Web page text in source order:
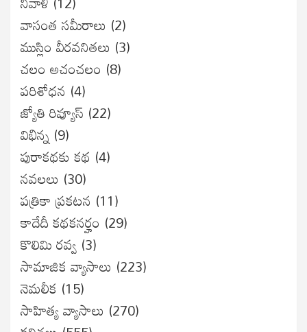
వాసంత సమీరాలు (2)
ముస్లిం వీరవనితలు (3)
చలం అచంచలం (8)
ప‌రిశోధ‌న‌ (4)
జ్యోతి రివ్యూస్ (22)
విభిన్న (9)
పురాకథకు కథ (4)
నవలలు (30)
పత్రికా ప్రకటన (11)
కాదేదీ కథకనర్హం (29)
కొలిమి రవ్వ (3)
సామాజిక వ్యాసాలు (223)
నెమలీక (15)
సాహిత్య వ్యాసాలు (270)